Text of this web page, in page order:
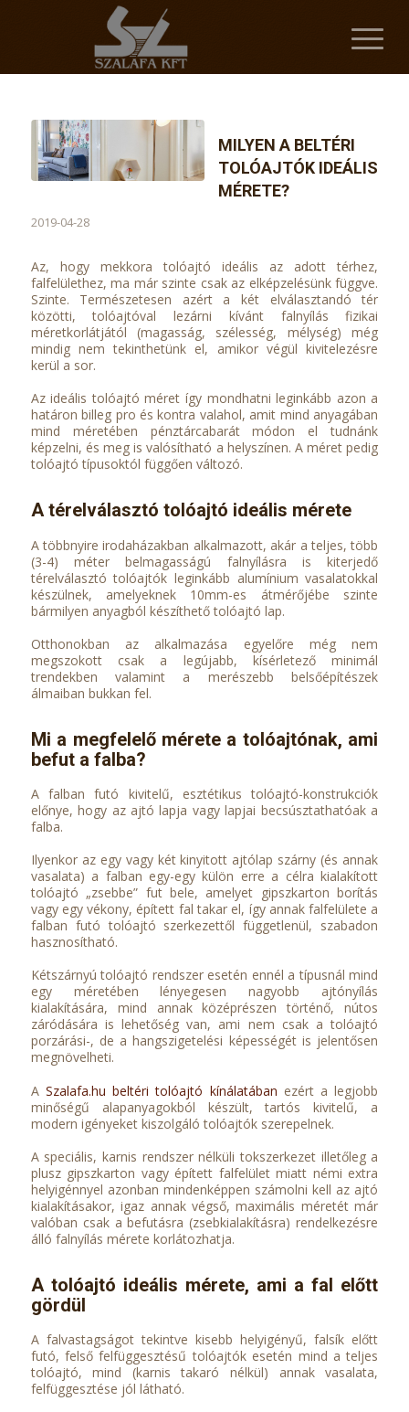
MILYEN A BELTÉRI
TOLÓAJTÓK IDEÁLIS
MÉRETE?
2019-04-28
Az, hogy mekkora tolóajtó ideális az adott térhez,
falfelülethez, ma már szinte csak az elképzelésünk függve.
Szinte. Természetesen azért a két elválasztandó tér
közötti, tolóajtóval lezárni kívánt falnyílás fizikai
méretkorlátjától (magasság, szélesség, mélység) még
mindig nem tekinthetünk el, amikor végül kivitelezésre
kerül a sor.
Az ideális tolóajtó méret így mondhatni leginkább azon a
határon billeg pro és kontra valahol, amit mind anyagában
mind méretében pénztárcabarát módon el tudnánk
képzelni, és meg is valósítható a helyszínen. A méret pedig
tolóajtó típusoktól függően változó.
A térelválasztó tolóajtó ideális mérete
A többnyire irodaházakban alkalmazott, akár a teljes, több
(3-4) méter belmagasságú falnyílásra is kiterjedő
térelválasztó tolóajtók leginkább alumínium vasalatokkal
készülnek, amelyeknek 10mm-es átmérőjébe szinte
bármilyen anyagból készíthető tolóajtó lap.
Otthonokban az alkalmazása egyelőre még nem
megszokott csak a legújabb, kísérletező minimál
trendekben valamint a merészebb belsőépítészek
álmaiban bukkan fel.
Mi a megfelelő mérete a tolóajtónak, ami
befut a falba?
A falban futó kivitelű, esztétikus tolóajtó-konstrukciók
előnye, hogy az ajtó lapja vagy lapjai becsúsztathatóak a
falba.
Ilyenkor az egy vagy két kinyitott ajtólap szárny (és annak
vasalata) a falban egy-egy külön erre a célra kialakított
tolóajtó „zsebbe” fut bele, amelyet gipszkarton borítás
vagy egy vékony, épített fal takar el, így annak falfelülete a
falban futó tolóajtó szerkezettől függetlenül, szabadon
hasznosítható.
Kétszárnyú tolóajtó rendszer esetén ennél a típusnál mind
egy méretében lényegesen nagyobb ajtónyílás
kialakítására, mind annak középrészen történő, nútos
záródására is lehetőség van, ami nem csak a tolóajtó
porzárási-, de a hangszigetelési képességét is jelentősen
megnövelheti.
A Szalafa.hu beltéri tolóajtó kínálatában ezért a legjobb
minőségű alapanyagokból készült, tartós kivitelű, a
modern igényeket kiszolgáló tolóajtók szerepelnek.
A speciális, karnis rendszer nélküli tokszerkezet illetőleg a
plusz gipszkarton vagy épített falfelület miatt némi extra
helyigénnyel azonban mindenképpen számolni kell az ajtó
kialakításakor, igaz annak végső, maximális méretét már
valóban csak a befutásra (zsebkialakításra) rendelkezésre
álló falnyílás mérete korlátozhatja.
A tolóajtó ideális mérete, ami a fal előtt
gördül
A falvastagságot tekintve kisebb helyigényű, falsík előtt
futó, felső felfüggesztésű tolóajtók esetén mind a teljes
tolóajtó, mind (karnis takaró nélkül) annak vasalata,
felfüggesztése jól látható.